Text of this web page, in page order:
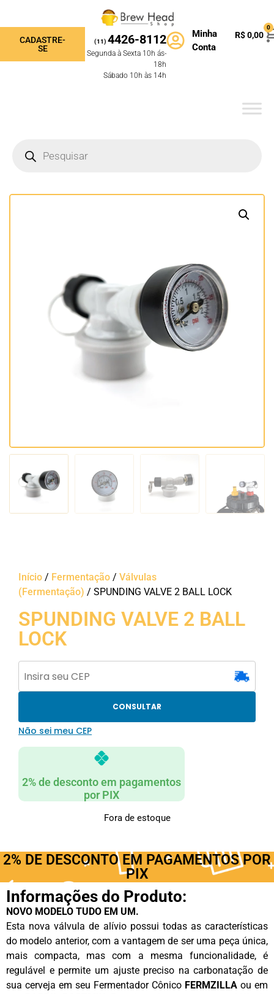
CADASTRE-
SE
(11) 4426-8112
Segunda à Sexta 10h ás-
18h
Sábado 10h às 14h
Minha
Conta
R$0,00
0
Início / Fermentação / Válvulas
(Fermentação) / SPUNDING VALVE 2 BALL LOCK
SPUNDING VALVE 2 BALL
LOCK
CONSULTAR
Não sei meu CEP
2% de desconto em pagamentos
por PIX
Fora de estoque
2% DE DESCONTO EM PAGAMENTOS POR
PIX
Informações do Produto:
NOVO MODELO TUDO EM UM.
Esta nova válvula de alívio possui todas as características
do modelo anterior, com a vantagem de ser uma peça única,
mais compacta, mas com a mesma funcionalidade, é
regulável e permite um ajuste preciso na carbonatação de
sua cerveja em seu Fermentador Cônico FERMZILLA ou em